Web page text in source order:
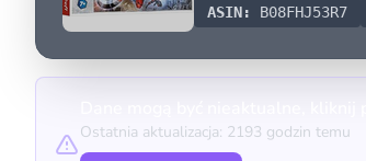
ASIN: B08FHJ53R7
Ostatnia aktualizacja: 2193 godzin temu